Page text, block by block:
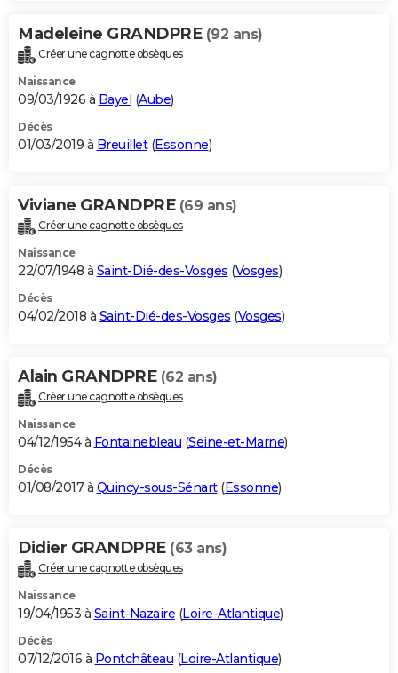
Madeleine GRANDPRE (92 ans)
Créer une cagnotte obsèques
Naissance
09/03/1926 à Bayel (Aube)
Décès
01/03/2019 à Breuillet(Essonne)
Viviane GRANDPRE (69 ans)
Créer une cagnotte obsèques
Naissance
22/07/1948 à Saint-Dié-des-Vosges (Vosges)
Décès
04/02/2018 à Saint-Dié-des-Vosges (Vosges)
Alain GRANDPRE (62 ans)
Créer une cagnotte obsèques
Naissance
04/12/1954 à Fontainebleau (Seine-et-Marne)
Décès
01/08/2017 à Quincy-sous-Sénart(Essonne)
Didier GRANDPRE (63 ans)
Créer une cagnotte obsèques
Naissance
19/04/1953 à Saint-Nazaire (Loire-Atlantique)
Décès
07/12/2016 à Pontchâteau (Loire-Atlantique)